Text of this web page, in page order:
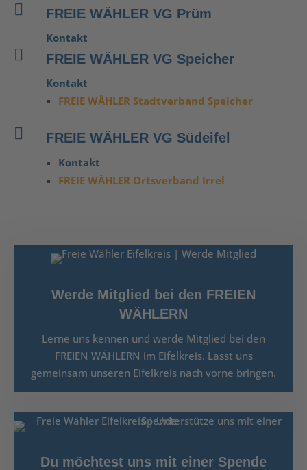
 FREIE WÄHLER VG Prüm
Kontakt
 FREIE WÄHLER VG Speicher
Kontakt
FREIE WÄHLER Stadtverband Speicher
 FREIE WÄHLER VG Südeifel
Kontakt
FREIE WÄHLER Ortsverband Irrel
Werde Mitglied bei den FREIEN
WÄHLERN
Lerne uns kennen und werde Mitglied bei den
FREIEN WÄHLERN im Eifelkreis. Lasst uns
gemeinsam unseren Eifelkreis nach vorne bringen.
Du möchtest uns mit einer Spende